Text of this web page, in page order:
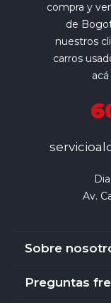
compra y
de
nuestros
carros
Av.
Sobre
Preguntas